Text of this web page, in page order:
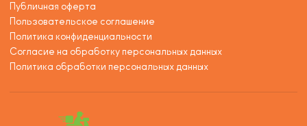
Публичная оферта
Пользовательское соглашение
Политика конфиденциальности
Согласие на обработку персональных данных
Политика обработки персональных данных